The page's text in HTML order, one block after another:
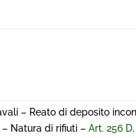
– Reato di deposito
Natura di rifiuti – Art. 256